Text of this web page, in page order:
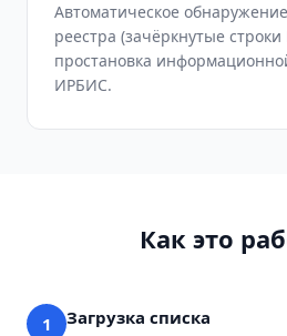
Автоматическое
реестра (зачёркнутые строки
простановка
ИРБИС.
Как это
1 Загрузка списка